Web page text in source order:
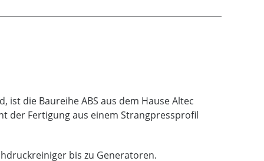
ist die Baureihe ABS aus dem Hause Altec
der Fertigung aus einem Strangpressprofil
bis zu Generatoren.